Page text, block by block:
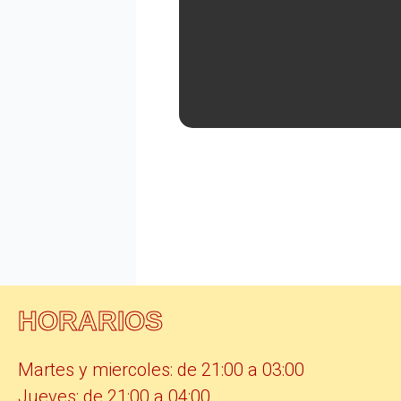
HORARIOS
Martes y miercoles: de 21:00 a 03:00
Jueves: de 21:00 a 04:00